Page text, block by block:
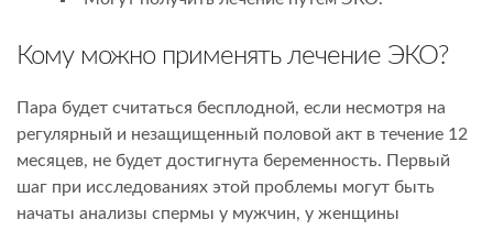
Кому можно применять лечение ЭКО?
Пара будет считаться бесплодной, если несмотря на
регулярный и незащищенный половой акт в течение 12
месяцев, не будет достигнута беременность. Первый
шаг при исследованиях этой проблемы могут быть
начаты анализы спермы у мужчин, у женщины